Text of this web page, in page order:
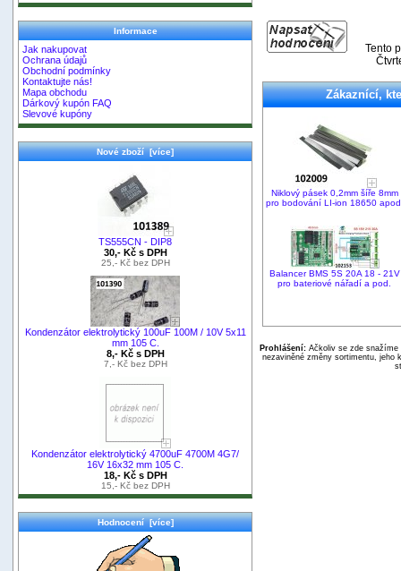
Informace
Jak nakupovat
Ochrana údajů
Obchodní podmínky
Kontaktujte nás!
Mapa obchodu
Dárkový kupón FAQ
Slevové kupóny
Nové zboží [více]
TS555CN - DIP8
30,- Kč s DPH
25,- Kč bez DPH
Kondenzátor elektrolytický 100uF 100M / 10V 5x11
mm 105 C.
8,- Kč s DPH
7,- Kč bez DPH
Kondenzátor elektrolytický 4700uF 4700M 4G7/
16V 16x32 mm 105 C.
18,- Kč s DPH
15,- Kč bez DPH
Hodnocení [více]
Tento
Zákaznící,
Niklový pásek 0,2mm šíře 8mm
pro bodování LI-ion 18650
Balancer BMS 5S 20A 18 - 21V
pro bateriové nářadí a pod.
Prohlášení:Ačkoliv se zde snažíme
nezaviněné změny sortimentu, jeho